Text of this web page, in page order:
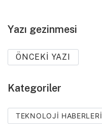
Yazı gezinmesi
ÖNCEKI YAZI
Kategoriler
TEKNOLOJI HABERLERI